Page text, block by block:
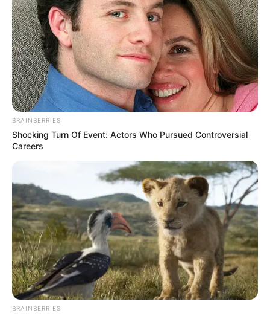
ΤΑΥΤΟΤΗΤΑ ΚΑΙ ΕΠΙΚΟΙΝΩΝΙΑ ΟΡΟΙ ΧΡΗΣΗΣ
BRAINBERRIES
Shocking Turn Of Event: Actors Who Pursued Controversial
Careers
BRAINBERRIES